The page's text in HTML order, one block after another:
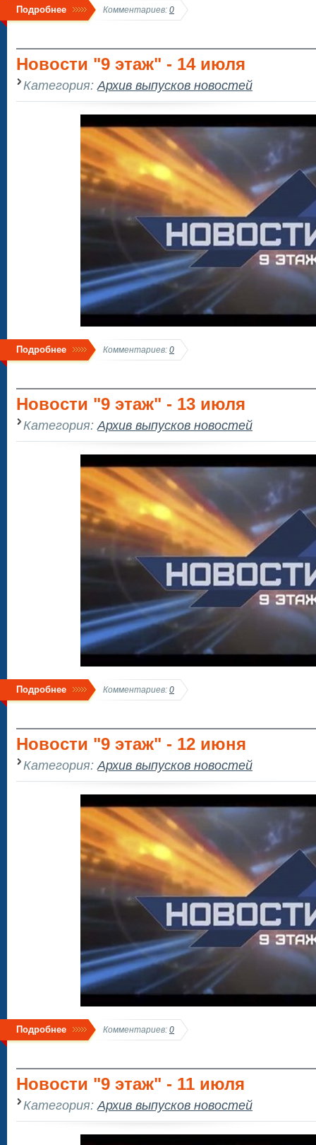
Подробнее Комментариев: 0
Новости "9 этаж" - 14 июля
Категория: Архив выпусков новостей
Подробнее Комментариев: 0
Новости "9 этаж" - 13 июля
Категория: Архив выпусков новостей
Подробнее Комментариев: 0
Новости "9 этаж" - 12 июня
Категория: Архив выпусков новостей
Подробнее Комментариев: 0
Новости "9 этаж" - 11 июля
Категория: Архив выпусков новостей